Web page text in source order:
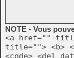
NOTE - Vous
<a href=""
title=""> <b>
<code> <del